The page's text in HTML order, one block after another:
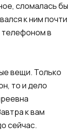
сломалась бы
к ним почти
в
вещи. Только
то и дело
к вам
сейчас.